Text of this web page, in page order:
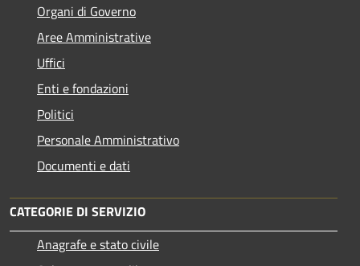
Organi di Governo
Aree Amministrative
Uffici
Enti e fondazioni
Politici
Personale Amministrativo
Documenti e dati
CATEGORIE DI SERVIZIO
Anagrafe e stato civile